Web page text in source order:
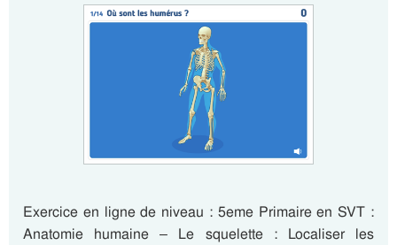
Exercice en ligne de niveau : 5eme Primaire en SVT :
Anatomie humaine – Le squelette : Localiser les